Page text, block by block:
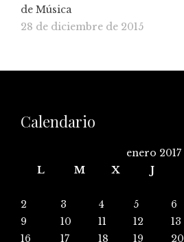
de Música
28 de diciembre de 2015
Calendario
enero 2017
L
M X J
2
3 4 5 6
9
10 11 12 13
16
17 18 19 20